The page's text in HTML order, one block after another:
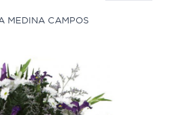
MEDINA CAMPOS